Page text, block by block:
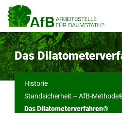
Zum
Inhalt
springen
Das
Historie
Standsicherheit – AfB-
Das Dilatometerverfahren®